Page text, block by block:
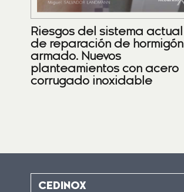
Riesgos del sistema actual
de reparación de hormigón
armado. Nuevos
planteamientos con acero
corrugado inoxidable
CEDINOX